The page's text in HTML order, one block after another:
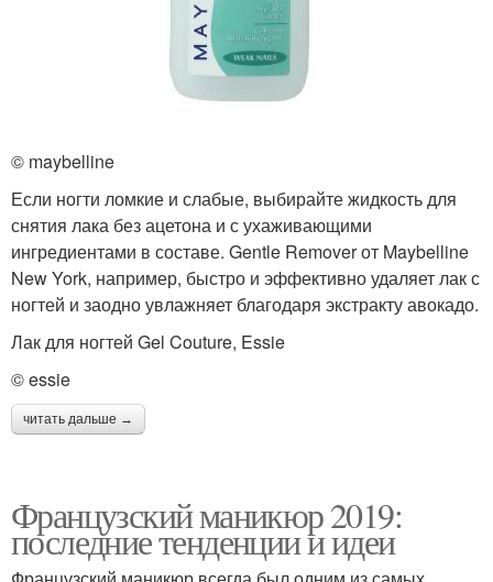
© maybelline
Если ногти ломкие и слабые, выбирайте жидкость для
снятия лака без ацетона и с ухаживающими
ингредиентами в составе. Gentle Remover от Maybelline
New York, например, быстро и эффективно удаляет лак с
ногтей и заодно увлажняет благодаря экстракту авокадо.
Лак для ногтей Gel Couture, Essie
© essie
читать дальше →
Французский маникюр 2019:
последние тенденции и идеи